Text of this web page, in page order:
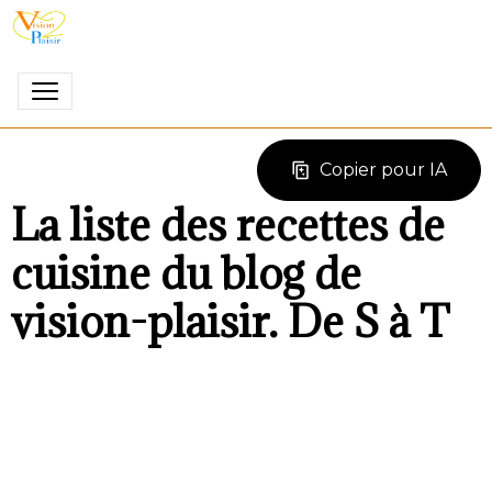
Copier pour IA
La liste des recettes de
cuisine du blog de
vision-plaisir. De S à T